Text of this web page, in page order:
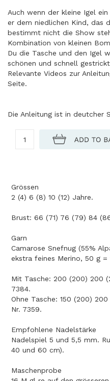
Auch wenn der kleine Igel
er dem niedlichen Kind, das
bestimmt nicht die Show
Kombination von kleinen
Du die Tasche und den Igel
schönen und schnell
Relevante Videos zur
Seite.
Die Anleitung ist in deutcher
Grössen
2 (4) 6 (8) 10 (12) Jahre.
Brust: 66 (71) 76 (79) 84
Garn
Camarose Snefnug (55%
ekstra feines Merino, 50 g =
Mit Tasche: 200 (200) 200
7384.
Ohne Tasche: 150 (200)
Nr. 7359.
Empfohlene Nadelstärke
Nadelspiel 5 und 5,5 mm.
40 und 60 cm).
Maschenprobe